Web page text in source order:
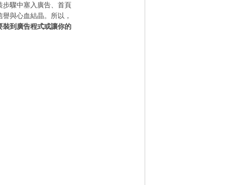
步驟中塞入廣告、首頁
與心血結晶。所以，
裝到廣告程式或讓你的